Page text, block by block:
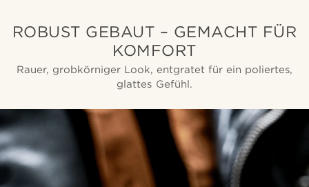
ROBUST GEBAUT – GEMACHT FÜR
KOMFORT
Rauer, grobkörniger Look, entgratet für ein poliertes,
glattes Gefühl.